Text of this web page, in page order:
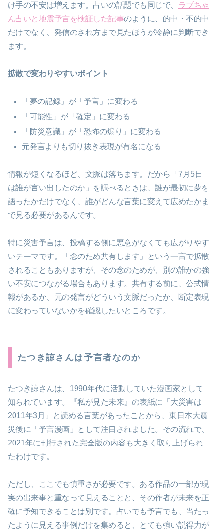
け手の不安は増えます。占いの話題でも同じで、
ラブちゃ
ん占いと地震予言を検証した記事のように、的中・不的中
だけでなく、発信のされ方まで見たほうが冷静に判断でき
ます。
拡散で変わりやすいポイント
「夢の記録」が「予言」に変わる
「可能性」が「確定」に変わる
「防災意識」が「恐怖の煽り」に変わる
元発言よりも切り抜き表現が有名になる
情報が短くなるほど、文脈は落ちます。だから「7月5日
は誰が言い出したのか」を調べるときは、誰が最初に夢を
語ったかだけでなく、誰がどんな言葉に変えて広めたかま
で見る必要があるんです。
特に災害予言は、投稿する側に悪意がなくても広がりやす
いテーマです。「念のため共有します」という一言で拡散
されることもありますが、その念のためが、別の誰かの強
い不安につながる場合もあります。共有する前に、公式情
報があるか、元の発言がどういう文脈だったか、断定表現
に変わっていないかを確認したいところです。
たつき諒さんは予言者なのか
たつき諒さんは、1990年代に活動していた漫画家として
知られています。『私が見た未来』の表紙に「大災害は
2011年3月」と読める言葉があったことから、東日本大震
災後に「予言漫画」として注目されました。その流れで、
2021年に刊行された完全版の内容も大きく取り上げられ
たわけです。
ただし、ここでも慎重さが必要です。ある作品の一部が現
実の出来事と重なって見えることと、その作者が未来を正
確に予知できることは別です。占いでも予言でも、当たっ
たように見える事例だけを集めると、とても強い説得力が